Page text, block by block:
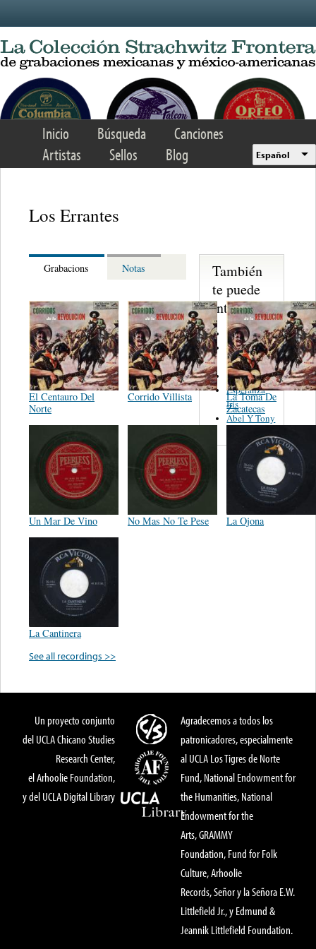
Inicio Búsqueda
Canciones
Artistas
Sellos Blog Español
Los Errantes
Grabacions Notas
El Centauro Del
Norte
Corrido Villista
La Toma De
Zacatecas
Un Mar De Vino No Mas No Te Pese La Ojona
La Cantinera
See all recordings >>
También
te puede
interesar...
Rudy
Hermanos
Saenz
Karaya
Esperanza
Iris
Abel Y Tony
Un proyecto conjunto
del UCLA Chicano Studies
Research Center,
el Arhoolie Foundation,
y del UCLA Digital Library
Agradecemos a todos los
patronicadores, especialmente
al UCLA Los Tigres de Norte
Fund, National Endowment for
the Humanities, National
Endowment for the
Arts, GRAMMY
Foundation, Fund for Folk
Culture, Arhoolie
Records, Señor y la Señora E.W.
Littlefield Jr., y Edmund &
Jeannik Littlefield Foundation.